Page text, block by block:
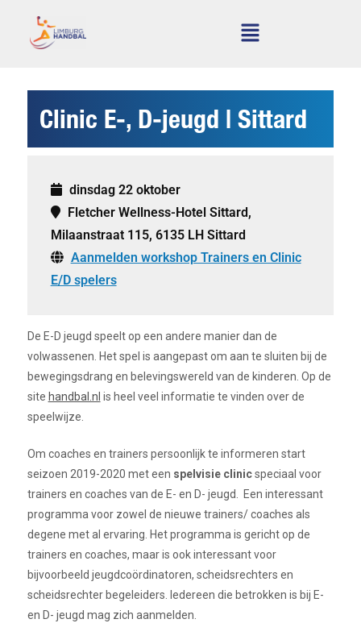
Clinic E-, D-jeugd | Sittard
dinsdag 22 oktober
Fletcher Wellness-Hotel Sittard,
Milaanstraat 115, 6135 LH Sittard
Aanmelden workshop Trainers en Clinic
E/D spelers
De E-D jeugd speelt op een andere manier dan de
volwassenen. Het spel is aangepast om aan te sluiten bij de
bewegingsdrang en belevingswereld van de kinderen. Op de
site handbal.nl is heel veel informatie te vinden over de
speelwijze.
Om coaches en trainers persoonlijk te informeren start
seizoen 2019-2020 met een spelvisie clinicspeciaal voor
trainers en coaches van de E- en D- jeugd. Een interessant
programma voor zowel de nieuwe trainers/ coaches als
degene met al ervaring. Het programma is gericht op de
trainers en coaches, maar is ook interessant voor
bijvoorbeeld jeugdcoördinatoren, scheidsrechters en
scheidsrechter begeleiders. Iedereen die betrokken is bij E-
en D- jeugd mag zich aanmelden.